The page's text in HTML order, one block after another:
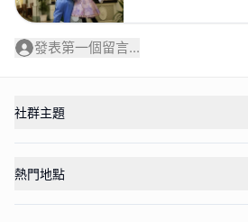
發表第一個留言...
社群主題
熱門地點